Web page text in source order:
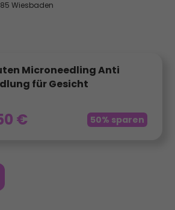
Wiesbaden
Microneedling Anti
für Gesicht
€ 50% sparen